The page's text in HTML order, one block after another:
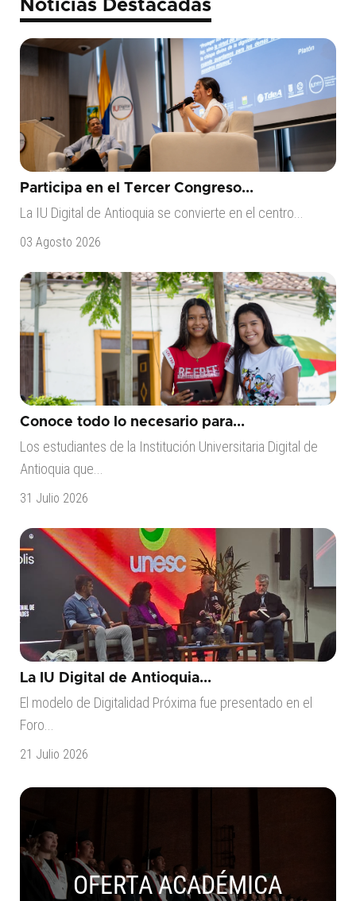
Noticias Destacadas
Participa en el Tercer Congreso...
La IU Digital de Antioquia se convierte en el centro...
03 Agosto 2026
Conoce todo lo necesario para...
Los estudiantes de la Institución Universitaria Digital de
Antioquia que...
31 Julio 2026
La IU Digital de Antioquia...
El modelo de Digitalidad Próxima fue presentado en el
Foro...
21 Julio 2026
OFERTA ACADÉMICA